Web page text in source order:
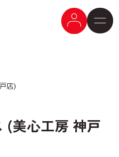
店)
(美心工房 神戸